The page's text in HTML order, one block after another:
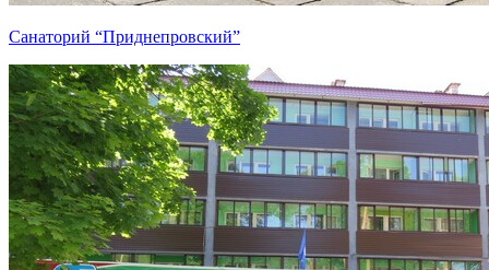
Санаторий “Приднепровский”